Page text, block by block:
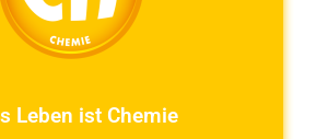
Leben ist Chemie